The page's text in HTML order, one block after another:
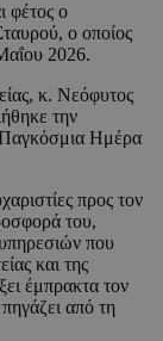
φέτος ο
ο οποίος
2026.
κ. Νεόφυτος
την
Ημέρα
προς τον
του,
που
και της
έμπρακτα τον
από τη